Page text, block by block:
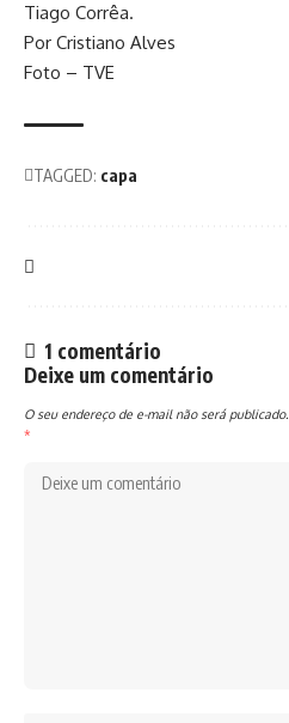
Tiago Corrêa.
Por Cristiano Alves
Foto – TVE
TAGGED: capa
1 comentário
Deixe um comentário
O seu endereço de e-mail não será publicado.
*